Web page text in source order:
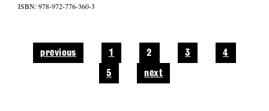
ISBN: 978-972-776-360-3
previous 1 2 3 4
5 next